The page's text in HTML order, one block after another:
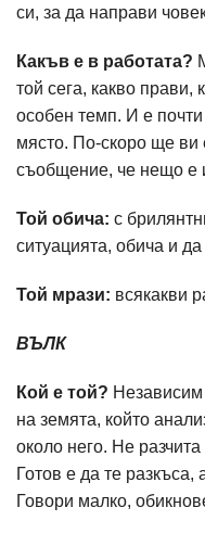
си, за да направи
Какъв е в работата?
той сега, какво прави,
особен темп. И е
място. По-скоро ще ви
съобщение, че нещо е
Той обича: с
ситуацията, обича и
Той мрази: всякакви
ВЪЛК
Кой е той? Независим
на земята, който
около него. Не
Готов е да те
Говори малко,